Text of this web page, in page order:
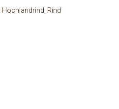
Hochlandrind Rind